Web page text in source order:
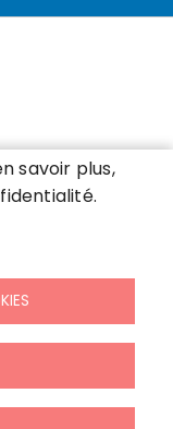
savoir plus,